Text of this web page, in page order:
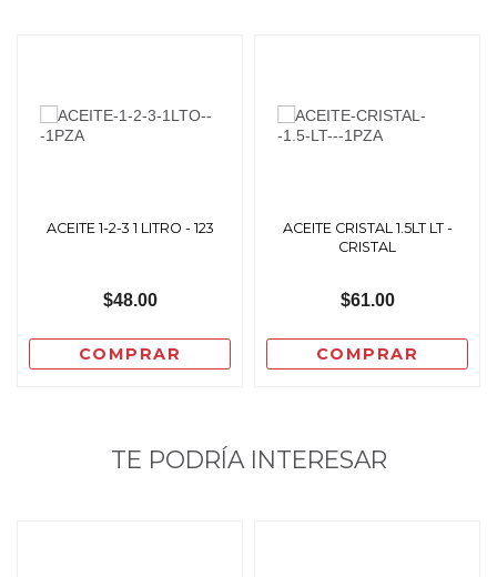
ACEITE 1-2-3 1 LITRO - 123
$48.00
COMPRAR
ACEITE CRISTAL 1.5LT LT -
CRISTAL
$61.00
COMPRAR
TE PODRÍA INTERESAR